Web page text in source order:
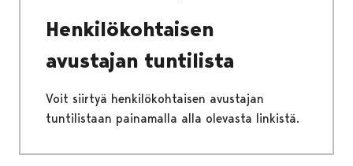
Henkilökohtaisen
avustajan tuntilista
Voit siirtyä henkilökohtaisen avustajan
tuntilistaan painamalla alla olevasta linkistä.